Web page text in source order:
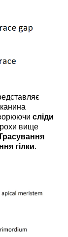
сліди
вище
гілки.